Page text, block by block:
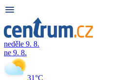
neděle 9. 8.
ne 9. 8.
31°C